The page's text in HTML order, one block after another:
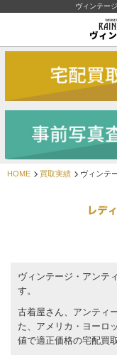
ヴィンテー
HOME 買取実績 ヴィンテ
ヴィンテージ・アンテ
す。
古着屋さん、アンティ
た、アメリカ・ヨーロ
値で適正価格の宅配買